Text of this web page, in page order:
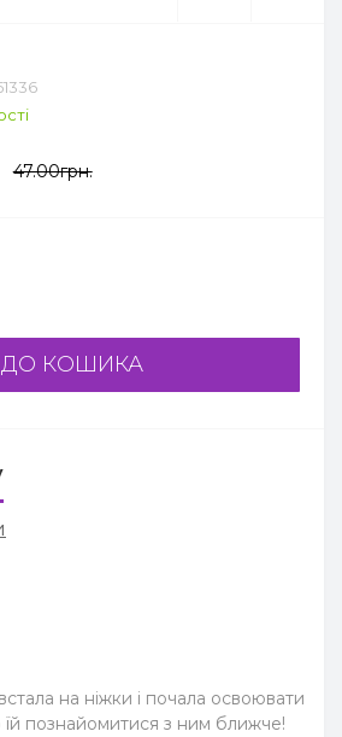
47.00грн.
ДО КОШИКА
на ніжки і почала освоювати
познайомитися з ним ближче!